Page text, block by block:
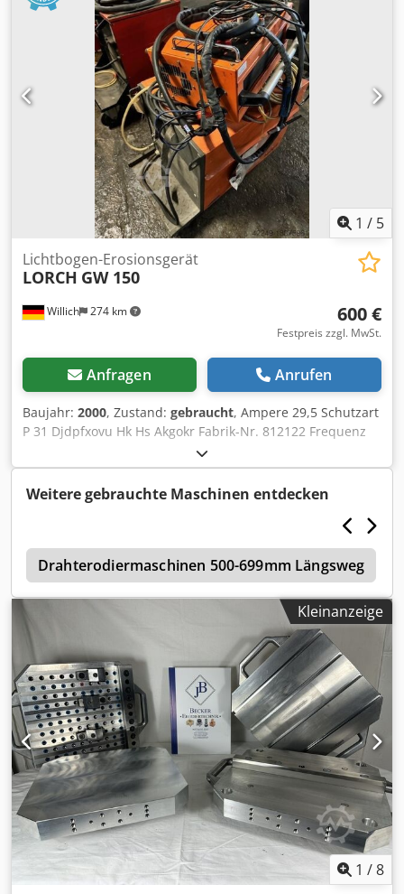
1 / 5
Willich 274 km
Lichtbogen-Erosionsgerät
LORCH GW 150
600 €
Festpreis zzgl. MwSt.
Anfragen Anrufen
Baujahr: 2000, Zustand: gebraucht, Ampere 29,5 Schutzart
P 31 Djdpfxovu Hk Hs Akgokr Fabrik-Nr. 812122 Frequenz
50 Hz Gewicht 300 kg Abnehmbares Oberteil
Weitere gebrauchte Maschinen entdecken
Drahterodiermaschinen 500-699mm Längsweg
Kleinanzeige
1 /8